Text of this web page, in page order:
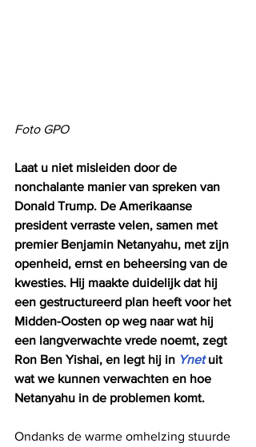
Foto GPO
Laat u niet misleiden door de
nonchalante manier van spreken van
Donald Trump. De Amerikaanse
president verraste velen, samen met
premier Benjamin Netanyahu, met zijn
openheid, ernst en beheersing van de
kwesties. Hij maakte duidelijk dat hij
een gestructureerd plan heeft voor het
Midden-Oosten op weg naar wat hij
een langverwachte vrede noemt, zegt
Ron Ben Yishai, en legt hij in Ynet uit
wat we kunnen verwachten en hoe
Netanyahu in de problemen komt.
Ondanks de warme omhelzing stuurde